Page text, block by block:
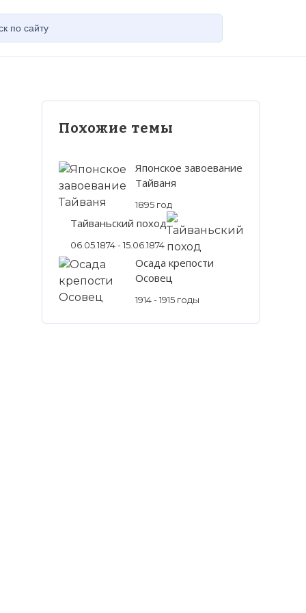
Похожие темы
Японское завоевание
Тайваня
1895 год
Тайваньский поход
06.05.1874 - 15.06.1874
Осада крепости
Осовец
1914 - 1915 годы